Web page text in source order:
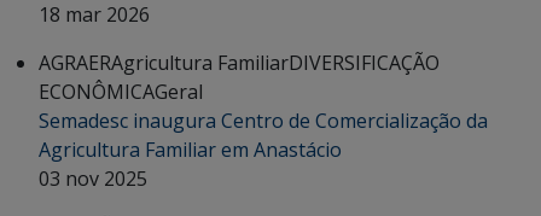
18 mar 2026
AGRAERAgricultura FamiliarDIVERSIFICAÇÃO
ECONÔMICAGeral
Semadesc inaugura Centro de Comercialização da
Agricultura Familiar em Anastácio
03 nov 2025